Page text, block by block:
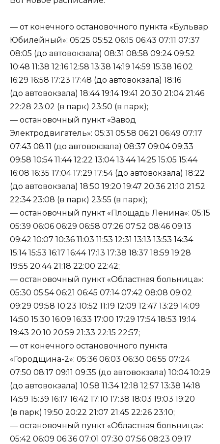
— от конечного остановочного пункта «Бульвар
Юбилейный»: 05:25 05:52 06:15 06:43 07:11 07:37
08:05 (до автовокзала) 08:31 08:58 09:24 09:52
10:48 11:38 12:16 12:58 13:38 14:19 14:59 15:38 16:02
16:29 16:58 17:23 17:48 (до автовокзала) 18:16
(до автовокзала) 18:44 19:14 19:41 20:30 21:04 21:46
22:28 23:02 (в парк) 23:50 (в парк);
— остановочный пункт «Завод
Электродвигатель»: 05:31 05:58 06:21 06:49 07:17
07:43 08:11 (до автовокзала) 08:37 09:04 09:33
09:58 10:54 11:44 12:22 13:04 13:44 14:25 15:05 15:44
16:08 16:35 17:04 17:29 17:54 (до автовокзала) 18:22
(до автовокзала) 18:50 19:20 19:47 20:36 21:10 21:52
22:34 23:08 (в парк) 23:55 (в парк);
— остановочный пункт «Площадь Ленина»: 05:15
05:39 06:06 06:29 06:58 07:26 07:52 08:46 09:13
09:42 10:07 10:36 11:03 11:53 12:31 13:13 13:53 14:34
15:14 15:53 16:17 16:44 17:13 17:38 18:37 18:59 19:28
19:55 20:44 21:18 22:00 22:42;
— остановочный пункт «Областная больница»:
05:30 05:54 06:21 06:45 07:14 07:42 08:08 09:02
09:29 09:58 10:23 10:52 11:19 12:09 12:47 13:29 14:09
14:50 15:30 16:09 16:33 17:00 17:29 17:54 18:53 19:14
19:43 20:10 20:59 21:33 22:15 22:57;
— от конечного остановочного пункта
«Городщина-2»: 05:36 06:03 06:30 06:55 07:24
07:50 08:17 09:11 09:35 (до автовокзала) 10:04 10:29
(до автовокзала) 10:58 11:34 12:18 12:57 13:38 14:18
14:59 15:39 16:17 16:42 17:10 17:38 18:03 19:03 19:20
(в парк) 19:50 20:22 21:07 21:45 22:26 23:10;
— остановочный пункт «Областная больница»:
05:42 06:09 06:36 07:01 07:30 07:56 08:23 09:17